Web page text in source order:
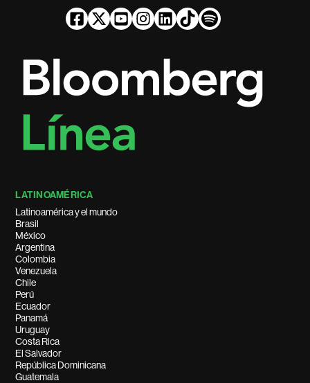
LATINOAMÉRICA
Latinoamérica y el mundo
Brasil
México
Argentina
Colombia
Venezuela
Chile
Perú
Ecuador
Panamá
Uruguay
Costa Rica
El Salvador
República Dominicana
Guatemala